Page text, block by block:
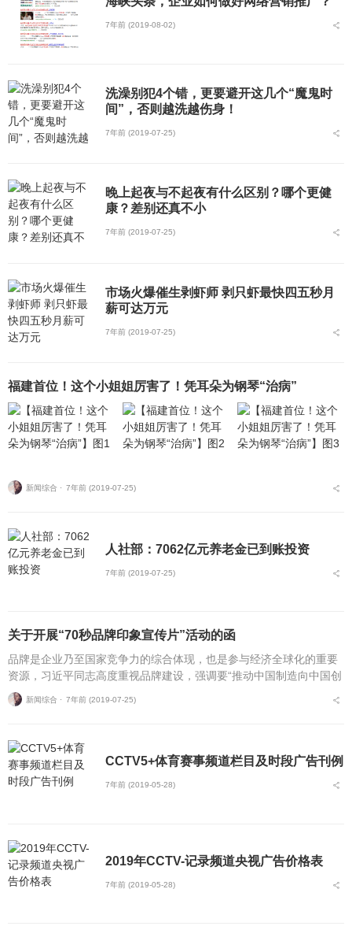
7年前 (2019-08-02)
洗澡别犯4个错，更要避开这几个“魔鬼时
间”，否则越洗越伤身！
7年前 (2019-07-25)
晚上起夜与不起夜有什么区别？哪个更健
康？差别还真不小
7年前 (2019-07-25)
市场火爆催生剥虾师 剥只虾最快四五秒月
薪可达万元
7年前 (2019-07-25)
福建首位！这个小姐姐厉害了！凭耳朵为钢琴“治病”
新闻综合 ⋅ 7年前 (2019-07-25)
人社部：7062亿元养老金已到账投资
7年前 (2019-07-25)
关于开展“70秒品牌印象宣传片”活动的函
品牌是企业乃至国家竞争力的综合体现，也是参与经济全球化的重要
资源，习近平同志高度重视品牌建设，强调要“推动中国制造向中国创
造转变、中国速度向中国质量转变、中国产品向中国品牌转变”，
这“三个转变”，为推...
新闻综合 ⋅ 7年前 (2019-07-25)
CCTV5+体育赛事频道栏目及时段广告刊例
7年前 (2019-05-28)
2019年CCTV-记录频道央视广告价格表
7年前 (2019-05-28)